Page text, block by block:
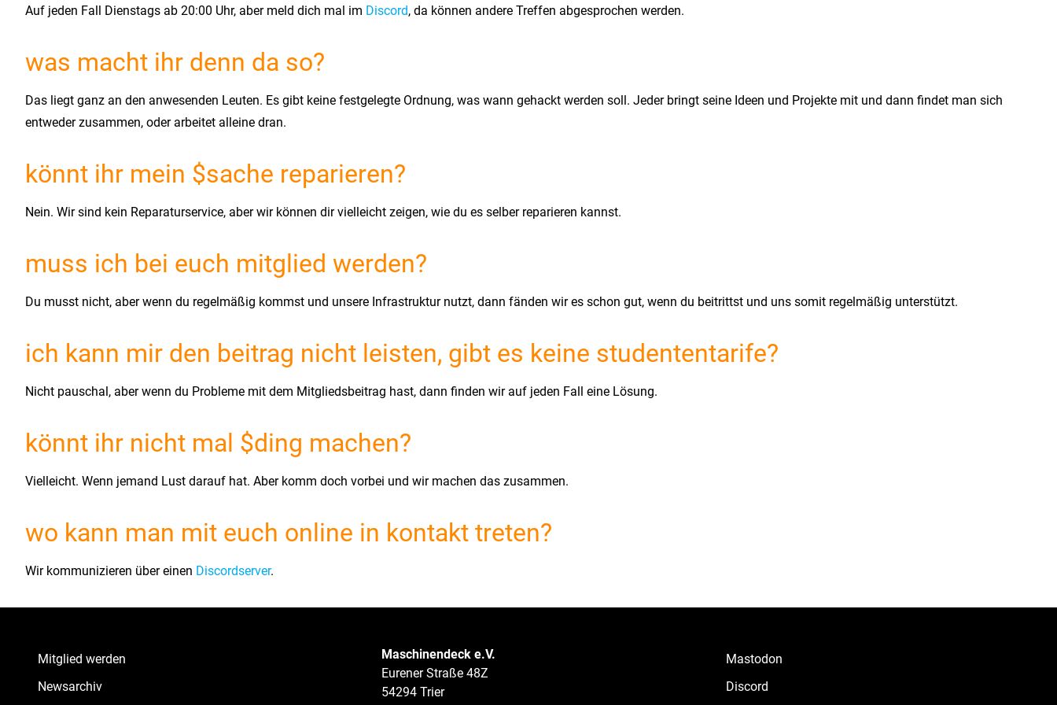
Auf jeden Fall Dienstags ab 20:00 Uhr, aber meld dich mal im Discord, da können andere Treffen abgesprochen werden.
was macht ihr denn da so?
Das liegt ganz an den anwesenden Leuten. Es gibt keine festgelegte Ordnung, was wann gehackt werden soll. Jeder bringt seine Ideen und Projekte mit und dann findet man sich
entweder zusammen, oder arbeitet alleine dran.
könnt ihr mein $sache reparieren?
Nein. Wir sind kein Reparaturservice, aber wir können dir vielleicht zeigen, wie du es selber reparieren kannst.
muss ich bei euch mitglied werden?
Du musst nicht, aber wenn du regelmäßig kommst und unsere Infrastruktur nutzt, dann fänden wir es schon gut, wenn du beitrittst und uns somit regelmäßig unterstützt.
ich kann mir den beitrag nicht leisten, gibt es keine studententarife?
Nicht pauschal, aber wenn du Probleme mit dem Mitgliedsbeitrag hast, dann finden wir auf jeden Fall eine Lösung.
könnt ihr nicht mal $ding machen?
Vielleicht. Wenn jemand Lust darauf hat. Aber komm doch vorbei und wir machen das zusammen.
wo kann man mit euch online in kontakt treten?
Wir kommunizieren über einen Discordserver.
Mitglied werden
Newsarchiv
Maschinendeck e.V.
Eurener Straße 48Z
54294 Trier
Mastodon
Discord